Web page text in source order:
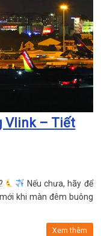
Vlink – Tiết
Nếu chưa, hãy để
khi màn đêm buông
Xem thêm